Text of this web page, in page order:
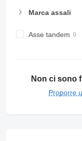
Marca assali
Asse tandem
Non ci sono
Proporre